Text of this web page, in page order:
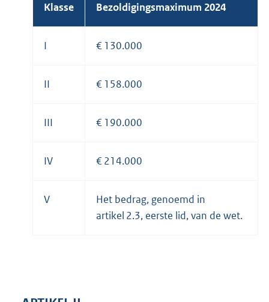
Klasse Bezoldigingsmaximum 2024
I € 130.000
II € 158.000
III € 190.000
IV € 214.000
V
Het bedrag, genoemd in
artikel 2.3, eerste lid, van de wet.